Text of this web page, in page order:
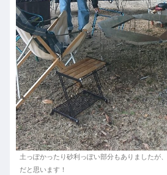
土っぽかったり砂利っぽい部分もありましたが
だと思います！